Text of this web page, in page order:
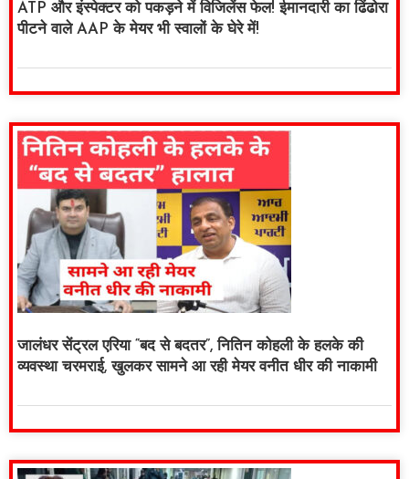
ATP और इंस्पेक्टर को पकड़ने में विजिलेंस फेल! ईमानदारी का ढिंढोरा
पीटने वाले AAP के मेयर भी स्वालों के घेरे में!
जालंधर सेंट्रल एरिया “बद से बदतर”, नितिन कोहली के हलके की
व्यवस्था चरमराई, खुलकर सामने आ रही मेयर वनीत धीर की नाकामी